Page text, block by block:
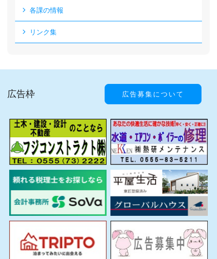
各課の情報
リンク集
広告枠 広告募集について